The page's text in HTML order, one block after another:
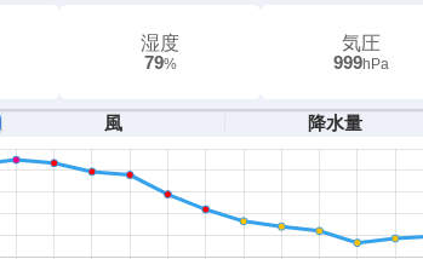
湿度
79%
気圧
999hPa
風 降水量